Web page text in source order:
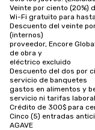
Veinte por ciento (20%)
Wi-Fi gratuito para
Descuento del veinte
(internos)
proveedor, Encore
de obra y
eléctrico excluido
Descuento del dos por
servicio de banquetes
gastos en alimentos y
servicio ni tarifas
Crédito de 300$ para
Cinco (5) entradas
AGAVE